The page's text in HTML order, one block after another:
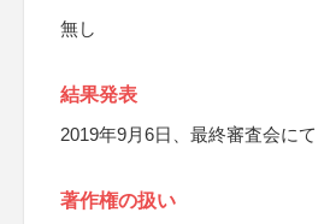
無し
結果発表
2019年9月6日、最終審査会にて
著作権の扱い